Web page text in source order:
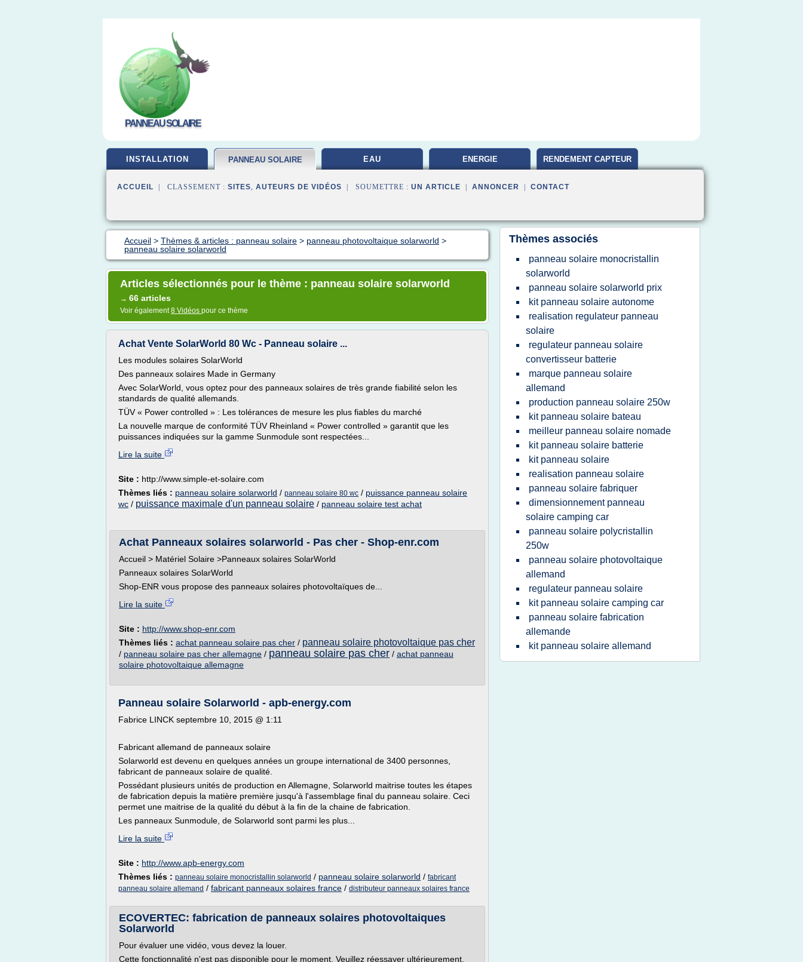
PANNEAU SOLAIRE
INSTALLATION PANNEAU SOLAIRE EAU ENERGIE RENDEMENT CAPTEUR
ACCUEIL | CLASSEMENT : SITES, AUTEURS DE VIDÉOS | SOUMETTRE : UN ARTICLE ANNONCER CONTACT
Accueil > Thèmes & articles : panneau solaire > panneau photovoltaique solarworld >
panneau solaire solarworld
Articles sélectionnés pour le thème : panneau solaire solarworld
→ 66 articles
Voir également8 Vidéos pour ce thème
Achat Vente SolarWorld 80 Wc - Panneau solaire ...
Les modules solaires SolarWorld
Des panneaux solaires Made in Germany
Avec SolarWorld, vous optez pour des panneaux solaires de très grande fiabilité selon les
standards de qualité allemands.
TÜV « Power controlled » : Les tolérances de mesure les plus fiables du marché
La nouvelle marque de conformité TÜV Rheinland « Power controlled » garantit que les
puissances indiquées sur la gamme Sunmodule sont respectées...
Lire la suite
Site : http://www.simple-et-solaire.com
Thèmes liés : panneau solaire solarworld / panneau solaire 80 wc / puissance panneau solaire
wc / puissance maximale d'un panneau solaire / panneau solaire test achat
Achat Panneaux solaires solarworld - Pas cher - Shop-enr.com
Accueil > Matériel Solaire >Panneaux solaires SolarWorld
Panneaux solaires SolarWorld
Shop-ENR vous propose des panneaux solaires photovoltaïques de...
Lire la suite
Site : http://www.shop-enr.com
Thèmes liés : achat panneau solaire pas cher / panneau solaire photovoltaique pas cher
/ panneau solaire pas cher allemagne / panneau solaire pas cher / achat panneau
solaire photovoltaique allemagne
Panneau solaire Solarworld - apb-energy.com
Fabrice LINCK septembre 10, 2015 @ 1:11
Fabricant allemand de panneaux solaire
Solarworld est devenu en quelques années un groupe international de 3400 personnes,
fabricant de panneaux solaire de qualité.
Possédant plusieurs unités de production en Allemagne, Solarworld maitrise toutes les étapes
de fabrication depuis la matière première jusqu'à l'assemblage final du panneau solaire. Ceci
permet une maitrise de la qualité du début à la fin de la chaine de fabrication.
Les panneaux Sunmodule, de Solarworld sont parmi les plus...
Lire la suite
Site : http://www.apb-energy.com
Thèmes liés : panneau solaire monocristallin solarworld / panneau solaire solarworld / fabricant
panneau solaire allemand / fabricant panneaux solaires france / distributeur panneaux solaires france
ECOVERTEC: fabrication de panneaux solaires photovoltaiques
Solarworld
Pour évaluer une vidéo, vous devez la louer.
Cette fonctionnalité n'est pas disponible pour le moment. Veuillez réessayer ultérieurement.
Thèmes associés
panneau solaire monocristallin
solarworld
panneau solaire solarworld prix
kit panneau solaire autonome
realisation regulateur panneau
solaire
regulateur panneau solaire
convertisseur batterie
marque panneau solaire
allemand
production panneau solaire 250w
kit panneau solaire bateau
meilleur panneau solaire nomade
kit panneau solaire batterie
kit panneau solaire
realisation panneau solaire
panneau solaire fabriquer
dimensionnement panneau
solaire camping car
panneau solaire polycristallin
250w
panneau solaire photovoltaique
allemand
regulateur panneau solaire
kit panneau solaire camping car
panneau solaire fabrication
allemande
kit panneau solaire allemand